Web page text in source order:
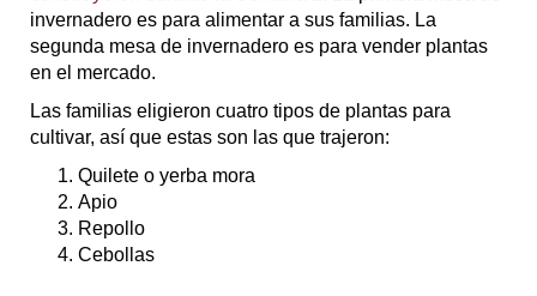
invernadero es para alimentar a sus familias. La
segunda mesa de invernadero es para vender plantas
en el mercado.
Las familias eligieron cuatro tipos de plantas para
cultivar, así que estas son las que trajeron:
Quilete o yerba mora
Apio
Repollo
Cebollas